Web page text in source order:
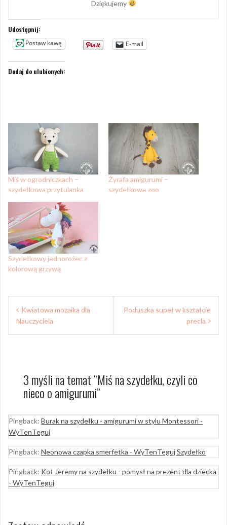
Dziękujemy
Udostępnij:
Postaw kawę
E-mail
Dodaj do ulubionych:
Miś w ogrodniczkach –
szydełkowa przytulanka
Żyrafa amigurumi –
szydełkowe zoo
Szydełkowy jednorożec z
kolorową grzywą
Nawigacja
wpisu
Kwiatowa mozaika dla
Nauczyciela
Poduszka supeł w kształcie
precla
3 myśli na temat “Miś na szydełku, czyli co
nieco o amigurumi”
Pingback: Burak na szydełku - amigurumi w stylu Montessori -
WyTenTeguj
Pingback: Neonowa czapka smerfetka - WyTenTeguj Szydełko
Pingback: Kot Jeremy na szydełku - pomysł na prezent dla dziecka
- WyTenTeguj